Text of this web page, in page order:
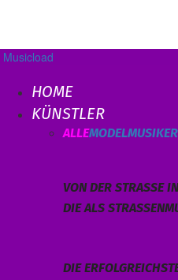
Musicload
HOME
KÜNSTLER
ALLEMODELMUSIKER
VON DER STRASSE
IE ALS
DIE